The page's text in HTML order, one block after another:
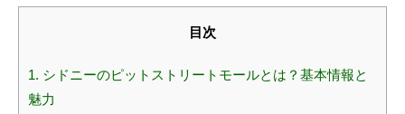
目次
1. シドニーのピットストリートモールとは？基本情報と
魅力